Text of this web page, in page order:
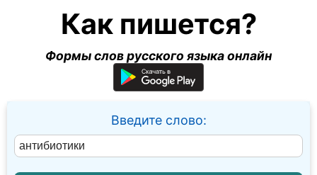
Как пишется?
Формы слов русского языка онлайн
Введите слово: